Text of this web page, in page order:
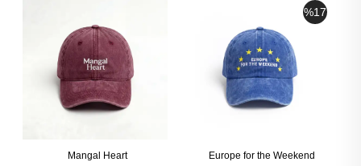
Mangal Heart
%17
Europe for the Weekend